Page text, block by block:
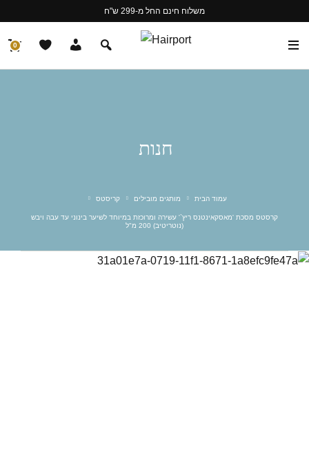
משלוח חינם החל מ-299 ש"ח
0
חנות
עמוד הבית מותגים מובילים קריסטס
קרסטס מסכת 'מאסקאינטנס ריץ`' עשירה ומרוכזת במיוחד לשיער בינוני עד עבה ויבש
(נוטריטיב) 200 מ"ל